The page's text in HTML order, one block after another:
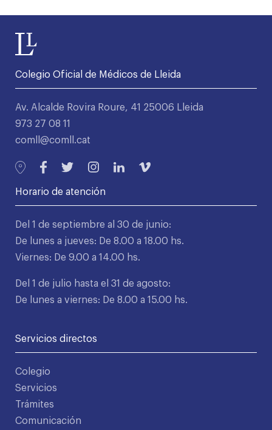
Colegio Oficial de Médicos de Lleida
Av. Alcalde Rovira Roure, 41 25006 Lleida
973 27 08 11
comll@comll.cat
Horario de atención
Del 1 de septiembre al 30 de junio:
De lunes a jueves: De 8.00 a 18.00 hs.
Viernes: De 9.00 a 14.00 hs.
Del 1 de julio hasta el 31 de agosto:
De lunes a viernes: De 8.00 a 15.00 hs.
Servicios directos
Colegio
Servicios
Trámites
Comunicación